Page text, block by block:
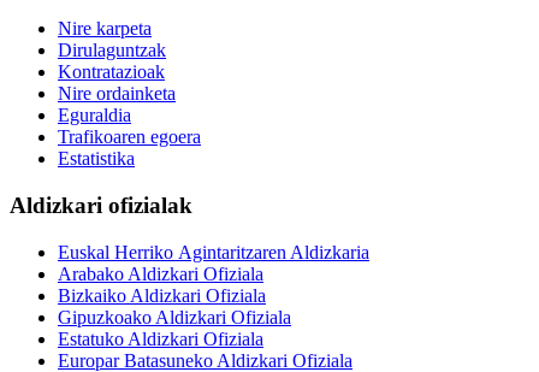
Nire karpeta
Dirulaguntzak
Kontratazioak
Nire ordainketa
Eguraldia
Trafikoaren egoera
Estatistika
Aldizkari ofizialak
Euskal Herriko Agintaritzaren Aldizkaria
Arabako Aldizkari Ofiziala
Bizkaiko Aldizkari Ofiziala
Gipuzkoako Aldizkari Ofiziala
Estatuko Aldizkari Ofiziala
Europar Batasuneko Aldizkari Ofiziala